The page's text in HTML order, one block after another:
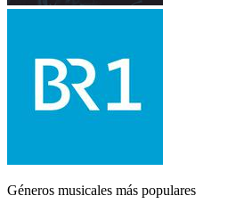
Géneros musicales más populares